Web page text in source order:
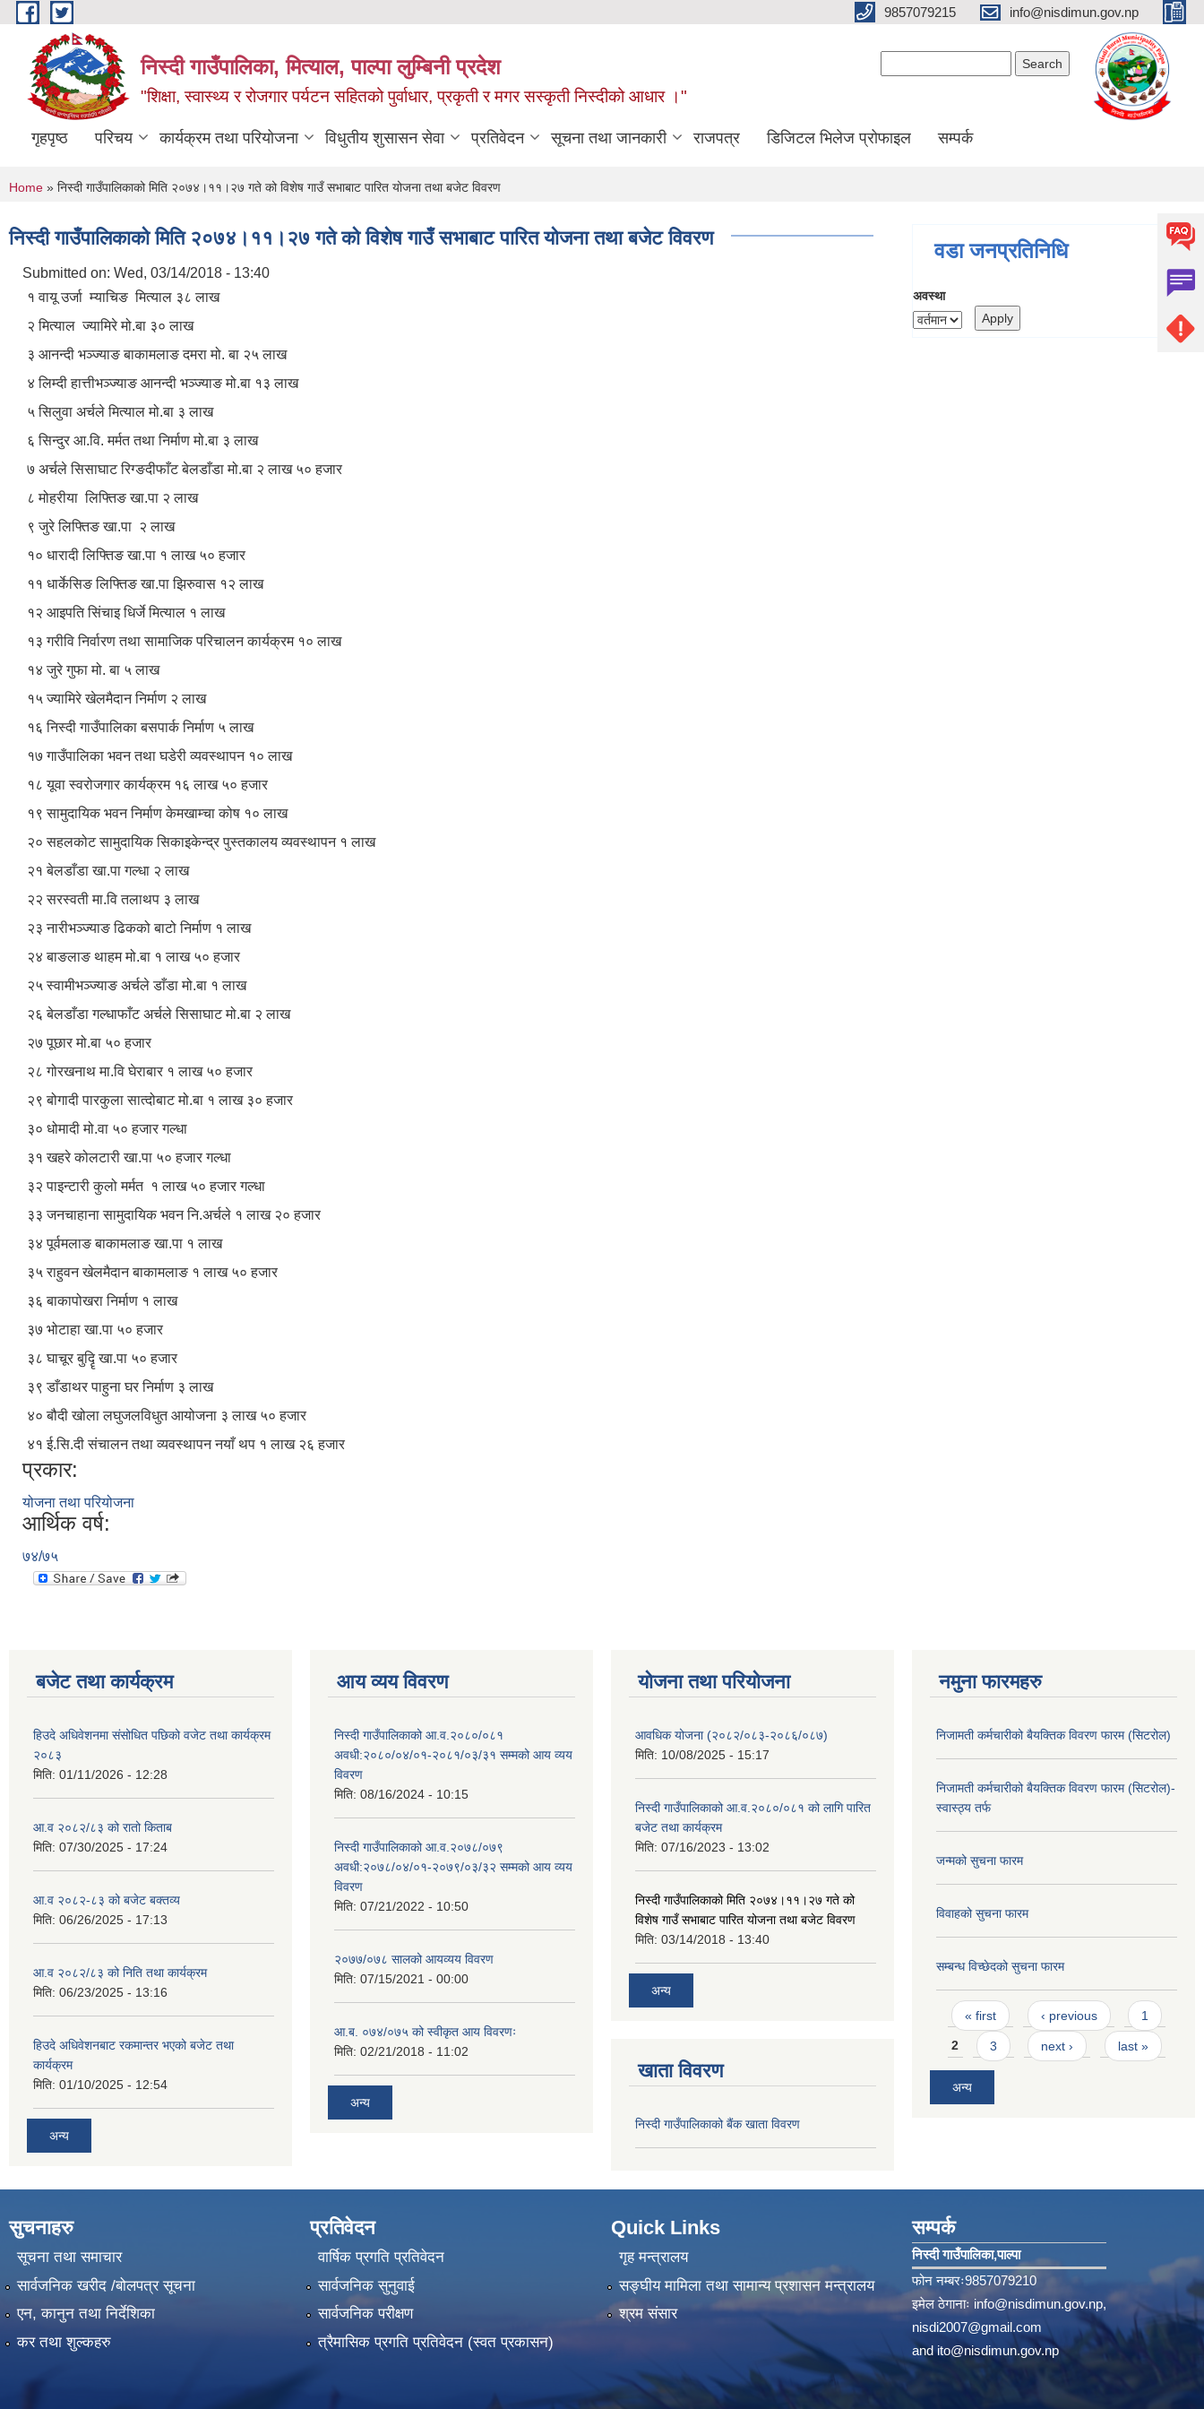
Skip to main content 9857079215 info@nisdimun.gov.np
निस्दी गाउँपालिका, मित्याल, पाल्पा लुम्बिनी प्रदेश
"शिक्षा, स्वास्थ्य र रोजगार पर्यटन सहितको पुर्वाधार, प्रकृती र मगर सस्कृती निस्दीको आधार ।"
गृहपृष्ठ परिचय कार्यक्रम तथा परियोजना विधुतीय शुसासन सेवा प्रतिवेदन सूचना तथा जानकारी राजपत्र डिजिटल भिलेज प्रोफाइल सम्पर्क
You are here
Home » निस्दी गाउँपालिकाको मिति २०७४।११।२७ गते को विशेष गाउँ सभाबाट पारित योजना तथा बजेट विवरण
निस्दी गाउँपालिकाको मिति २०७४।११।२७ गते को विशेष गाउँ सभाबाट पारित योजना तथा बजेट विवरण
Submitted on: Wed, 03/14/2018 - 13:40
१ वायू उर्जा म्याचिङ मित्याल ३८ लाख
२ मित्याल ज्यामिरे मो.बा ३० लाख
३ आनन्दी भञ्ज्याङ बाकामलाङ दमरा मो. बा २५ लाख
४ लिम्दी हात्तीभञ्ज्याङ आनन्दी भञ्ज्याङ मो.बा १३ लाख
५ सिलुवा अर्चले मित्याल मो.बा ३ लाख
६ सिन्दुर आ.वि. मर्मत तथा निर्माण मो.बा ३ लाख
७ अर्चले सिसाघाट रिग्ङदीफाँट बेलडाँडा मो.बा २ लाख ५० हजार
८ मोहरीया लिफ्तिङ खा.पा २ लाख
९ जुरे लिफ्तिङ खा.पा २ लाख
१० धारादी लिफ्तिङ खा.पा १ लाख ५० हजार
११ धार्केसिङ लिफ्तिङ खा.पा झिरुवास १२ लाख
१२ आइपति सिंचाइ धिर्जे मित्याल १ लाख
१३ गरीवि निर्वारण तथा सामाजिक परिचालन कार्यक्रम १० लाख
१४ जुरे गुफा मो. बा ५ लाख
१५ ज्यामिरे खेलमैदान निर्माण २ लाख
१६ निस्दी गाउँपालिका बसपार्क निर्माण ५ लाख
१७ गाउँपालिका भवन तथा घडेरी व्यवस्थापन १० लाख
१८ यूवा स्वरोजगार कार्यक्रम १६ लाख ५० हजार
१९ सामुदायिक भवन निर्माण केमखाम्चा कोष १० लाख
२० सहलकोट सामुदायिक सिकाइकेन्द्र पुस्तकालय व्यवस्थापन १ लाख
२१ बेलडाँडा खा.पा गल्धा २ लाख
२२ सरस्वती मा.वि तलाथप ३ लाख
२३ नारीभञ्ज्याङ ढिकको बाटो निर्माण १ लाख
२४ बाङलाङ थाहम मो.बा १ लाख ५० हजार
२५ स्वामीभञ्ज्याङ अर्चले डाँडा मो.बा १ लाख
२६ बेलडाँडा गल्धाफाँट अर्चले सिसाघाट मो.बा २ लाख
२७ पूछार मो.बा ५० हजार
२८ गोरखनाथ मा.वि घेराबार १ लाख ५० हजार
२९ बोगादी पारकुला सात्दोबाट मो.बा १ लाख ३० हजार
३० धोमादी मो.वा ५० हजार गल्धा
३१ खहरे कोलटारी खा.पा ५० हजार गल्धा
३२ पाइन्टारी कुलो मर्मत १ लाख ५० हजार गल्धा
३३ जनचाहाना सामुदायिक भवन नि.अर्चले १ लाख २० हजार
३४ पूर्वमलाङ बाकामलाङ खा.पा १ लाख
३५ राहुवन खेलमैदान बाकामलाङ १ लाख ५० हजार
३६ बाकापोखरा निर्माण १ लाख
३७ भोटाहा खा.पा ५० हजार
३८ घाचूर बुदिॄ खा.पा ५० हजार
३९ डाँडाथर पाहुना घर निर्माण ३ लाख
४० बौदी खोला लघुजलविधुत आयोजना ३ लाख ५० हजार
४१ ई.सि.दी संचालन तथा व्यवस्थापन नयाँ थप १ लाख २६ हजार
प्रकार:
योजना तथा परियोजना
आर्थिक वर्ष:
७४/७५
वडा जनप्रतिनिधि
अवस्था
बजेट तथा कार्यक्रम
हिउदे अधिवेशनमा संसोधित पछिको वजेट तथा कार्यक्रम
२०८३
मिति: 01/11/2026 - 12:28
आ.व २०८२/८३ को रातो किताब
मिति: 07/30/2025 - 17:24
आ.व २०८२-८३ को बजेट बक्तव्य
मिति: 06/26/2025 - 17:13
आ.व २०८२/८३ को निति तथा कार्यक्रम
मिति: 06/23/2025 - 13:16
हिउदे अधिवेशनबाट रकमान्तर भएको बजेट तथा
कार्यक्रम
मिति: 01/10/2025 - 12:54
अन्य
आय व्यय विवरण
निस्दी गाउँपालिकाको आ.व.२०८०/०८१
अवधी:२०८०/०४/०१-२०८१/०३/३१ सम्मको आय व्यय
विवरण
मिति: 08/16/2024 - 10:15
निस्दी गाउँपालिकाको आ.व.२०७८/०७९
अवधी:२०७८/०४/०१-२०७९/०३/३२ सम्मको आय व्यय
विवरण
मिति: 07/21/2022 - 10:50
२०७७/०७८ सालको आयव्यय विवरण
मिति: 07/15/2021 - 00:00
आ.ब. ०७४/०७५ को स्वीकृत आय विवरणः
मिति: 02/21/2018 - 11:02
अन्य
योजना तथा परियोजना
आवधिक योजना (२०८२/०८३-२०८६/०८७)
मिति: 10/08/2025 - 15:17
निस्दी गाउँपालिकाको आ.व.२०८०/०८१ को लागि पारित
बजेट तथा कार्यक्रम
मिति: 07/16/2023 - 13:02
निस्दी गाउँपालिकाको मिति २०७४।११।२७ गते को
विशेष गाउँ सभाबाट पारित योजना तथा बजेट विवरण
मिति: 03/14/2018 - 13:40
अन्य
खाता विवरण
निस्दी गाउँपालिकाको बैंक खाता विवरण
नमुना फारमहरु
निजामती कर्मचारीको बैयक्तिक विवरण फारम (सिटरोल)
निजामती कर्मचारीको बैयक्तिक विवरण फारम (सिटरोल)-
स्वास्ठ्य तर्फ
जन्मको सुचना फारम
विवाहको सुचना फारम
सम्बन्ध विच्छेदको सुचना फारम
Pages
« first ‹ previous 1
2 3 next › last »
अन्य
सुचनाहरु
सूचना तथा समाचार
सार्वजनिक खरीद /बोलपत्र सूचना
एन, कानुन तथा निर्देशिका
कर तथा शुल्कहरु
प्रतिवेदन
वार्षिक प्रगति प्रतिवेदन
सार्वजनिक सुनुवाई
सार्वजनिक परीक्षण
त्रैमासिक प्रगति प्रतिवेदन (स्वत प्रकासन)
Quick Links
गृह मन्त्रालय
सङ्‍घीय मामिला तथा सामान्य प्रशासन मन्त्रालय
श्रम संसार
सम्पर्क
निस्दी गाउँपालिका‚पाल्पा
फोन नम्बरः9857079210
इमेल ठेगानाः info@nisdimun.gov.np,
nisdi2007@gmail.com
andito@nisdimun.gov.np